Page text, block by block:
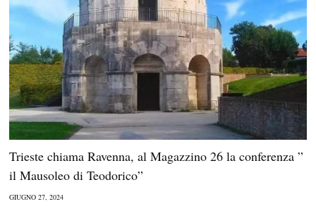
Trieste chiama Ravenna, al Magazzino 26 la conferenza ”
il Mausoleo di Teodorico”
GIUGNO 27, 2024